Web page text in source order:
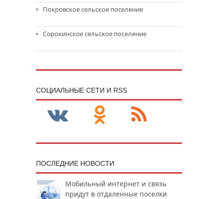
Покровское сельское поселение
Сорокинское сельское поселение
CОЦИАЛЬНЫЕ СЕТИ И RSS
ПОСЛЕДНИЕ НОВОСТИ
Мобильный интернет и связь
придут в отдаленные поселки